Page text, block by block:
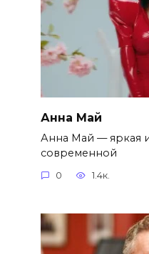
Анна Май
Анна Май — яркая
современной
0 1.4к.